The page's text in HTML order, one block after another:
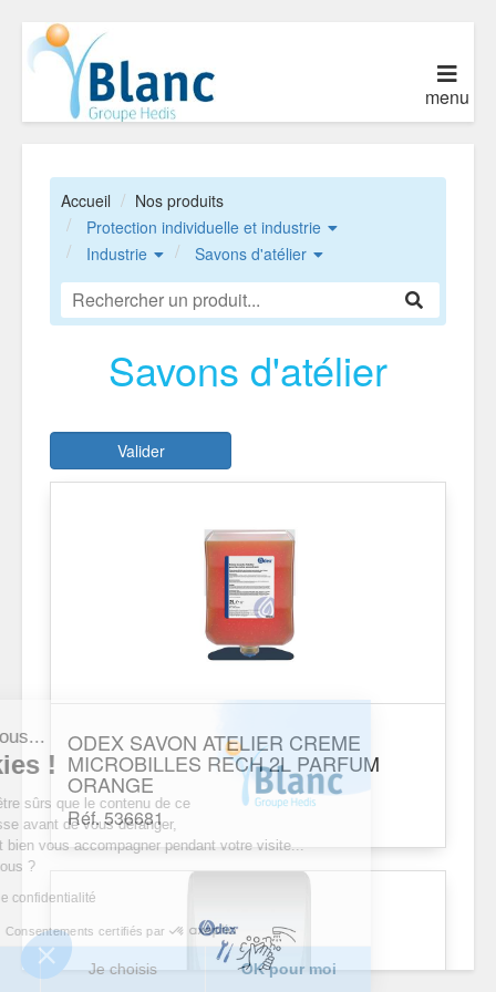
nous...
!
d’être sûrs que le contenu de ce
avant de vous déranger,
bien vous accompagner pendant votre visite...
vous ?
de confidentialité
Consentements certifiés par
Je choisis OK pour moi
menu
Accueil
Nos produits
Protection individuelle et industrie
Industrie
Savons d'atélier
Savons d'atélier
Valider
ODEX SAVON ATELIER CREME
MICROBILLES RECH 2L PARFUM
ORANGE
Réf. 536681